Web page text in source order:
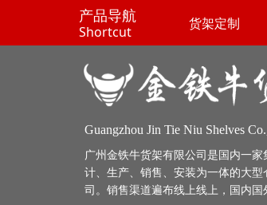
Guangzhou Jin Tie Niu Shelves
广州金铁牛货架有限公司是国内一家
计、生产、销售、安装为一体的大型
司。销售渠道遍布线上线上，国内国
产品导航
Shortcut 货架定制